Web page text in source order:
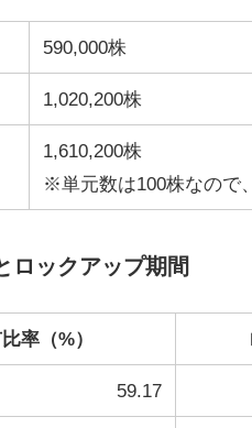
590,000株
1,020,200株
1,610,200株
※単元数は100株なので
ロックアップ期間
率（%）
59.17